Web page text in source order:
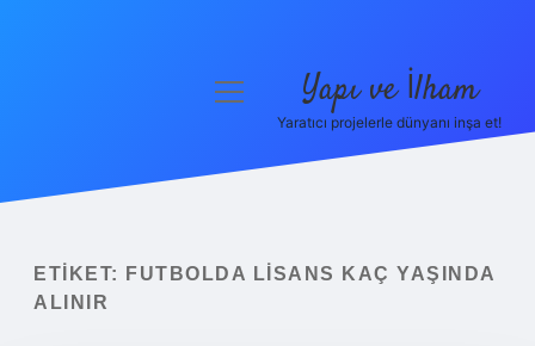
Yasal Uyarı
menüyü
Yapı ve İlham
Yaratıcı projelerle dünyanı inşa et!
ETIKET:
FUTBOLDA LISANS KAÇ YAŞINDA
ALINIR